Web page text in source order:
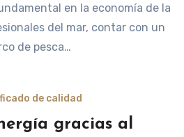
en la economía de la
del mar, contar con un
de pesca…
de calidad
gracias al